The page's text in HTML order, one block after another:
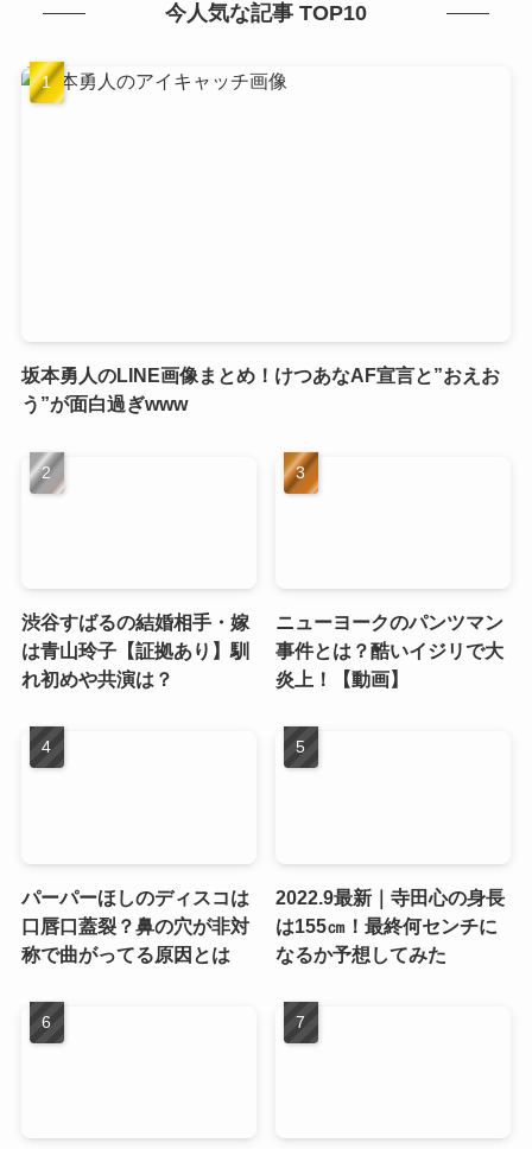
今人気な記事 TOP10
坂本勇人のLINE画像まとめ！けつあなAF宣言と”おえお
う”が面白過ぎwww
渋谷すばるの結婚相手・嫁
は青山玲子【証拠あり】馴
れ初めや共演は？
ニューヨークのパンツマン
事件とは？酷いイジリで大
炎上！【動画】
パーパーほしのディスコは
口唇口蓋裂？鼻の穴が非対
称で曲がってる原因とは
2022.9最新｜寺田心の身長
は155㎝！最終何センチに
なるか予想してみた